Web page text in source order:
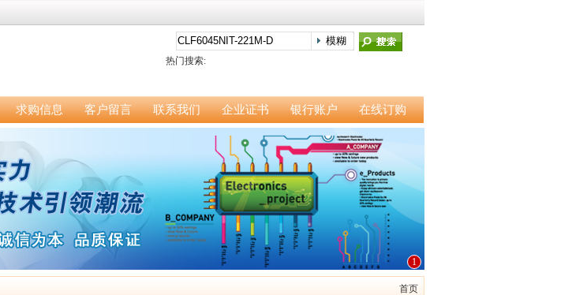
热门搜索:
求购信息 客户留言 联系我们 企业证书 银行账户 在线订购
1
首页